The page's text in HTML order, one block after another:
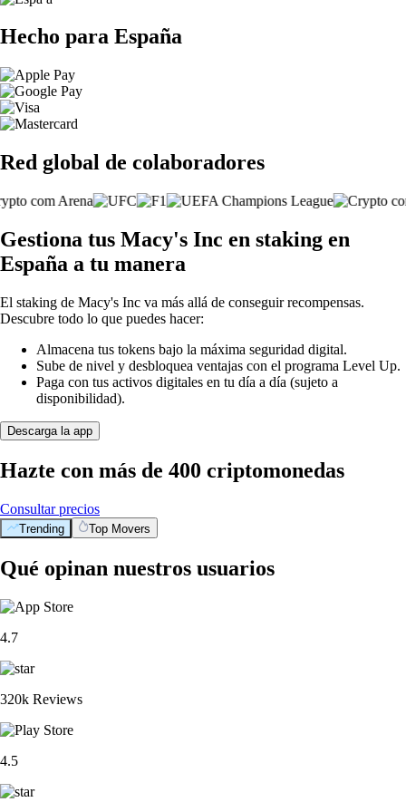
Hecho para España
Red global de colaboradores
Gestiona tus Macy's Inc en staking en
España a tu manera
El staking de Macy's Inc va más allá de conseguir recompensas.
Descubre todo lo que puedes hacer:
Almacena tus tokens bajo la máxima seguridad digital.
Sube de nivel y desbloquea ventajas con el programa Level Up.
Paga con tus activos digitales en tu día a día (sujeto a
disponibilidad).
Descarga la app
Hazte con más de 400 criptomonedas
Consultar precios
Trending Top Movers
Qué opinan nuestros usuarios
4.7
320k Reviews
4.5